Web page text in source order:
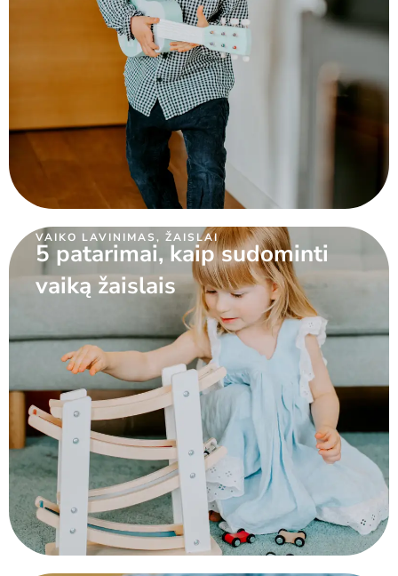
VAIKO LAVINIMAS, ŽAISLAI
5 patarimai, kaip sudominti
vaiką žaislais